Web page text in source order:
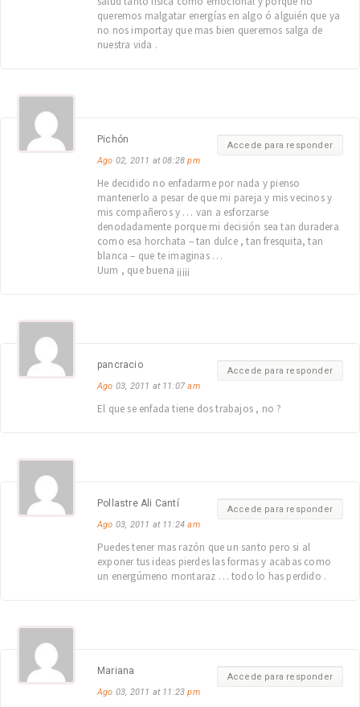
queremos malgatar energías en algo ó alguién que ya
no nos importay que mas bien queremos salga de
nuestra vida .
Accede para responder
Pichón
Ago 02, 2011 at 08:28pm
He decidido no enfadarme por nada y pienso
mantenerlo a pesar de que mi pareja y mis vecinos y
mis compañeros y … van a esforzarse
denodadamente porque mi decisión sea tan duradera
como esa horchata – tan dulce , tan fresquita, tan
blanca – que te imaginas …
Uum , que buena ¡¡¡¡¡
Accede para responder
pancracio
Ago 03, 2011 at 11:07am
El que se enfada tiene dos trabajos , no ?
Accede para responder
Pollastre Ali Cantí
Ago 03, 2011 at 11:24am
Puedes tener mas razón que un santo pero si al
exponer tus ideas pierdes las formas y acabas como
un energúmeno montaraz … todo lo has perdido .
Accede para responder
Mariana
Ago 03, 2011 at 11:23pm